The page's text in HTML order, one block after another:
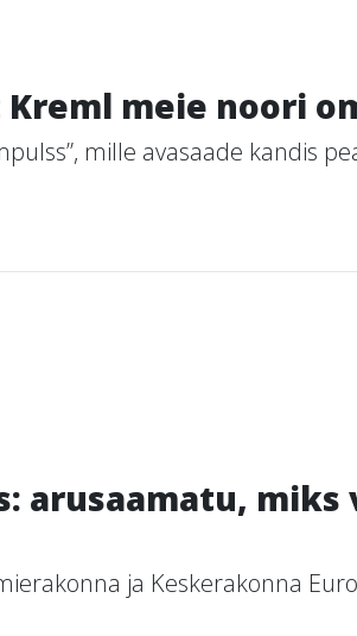
meie noori
mille avasaade kandis
arusaamatu, miks
ja Keskerakonna